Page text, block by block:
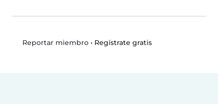
Reportar miembro• Regístrate gratis